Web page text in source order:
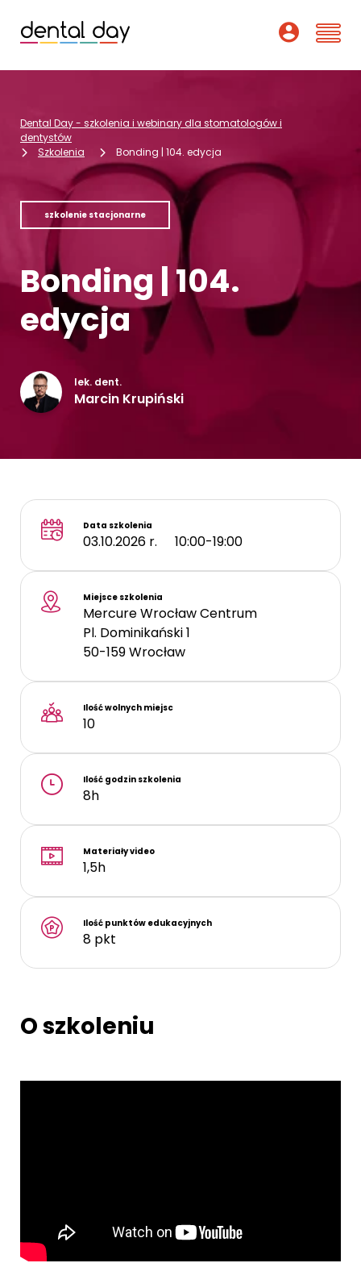
Webinary
Wykładowcy
O nas
Dofinansowania
Podcast
Pomoc
Dental Day - szkolenia i webinary dla stomatologów i
dentystów
Szkolenia
Bonding | 104. edycja
szkolenie stacjonarne
Bonding | 104.
edycja
lek. dent.
Marcin Krupiński
Data szkolenia
03.10.2026 r. 10:00-19:00
Miejsce szkolenia
Mercure Wrocław Centrum
Pl. Dominikański 1
50-159Wrocław
Ilość wolnych miejsc
10
Ilość godzin szkolenia
8h
Materiały video
1,5h
Ilość punktów edukacyjnych
8 pkt
O szkoleniu